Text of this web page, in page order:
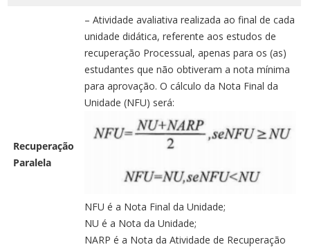
Recuperação
Paralela
– Atividade avaliativa realizada ao final de cada
unidade didática, referente aos estudos de
recuperação Processual, apenas para os (as)
estudantes que não obtiveram a nota mínima
para aprovação. O cálculo da Nota Final da
Unidade (NFU) será:
NFU é a Nota Final da Unidade;
NU é a Nota da Unidade;
NARP é a Nota da Atividade de Recuperação